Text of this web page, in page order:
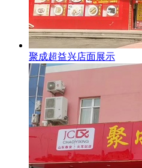
聚成超益兴店面展示